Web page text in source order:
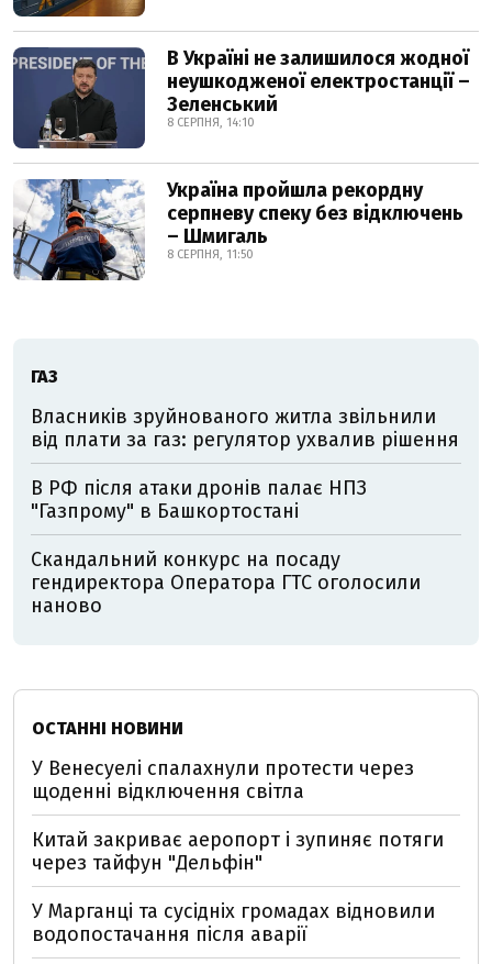
В Україні не залишилося жодної
неушкодженої електростанції –
Зеленський
8 СЕРПНЯ, 14:10
Україна пройшла рекордну
серпневу спеку без відключень
– Шмигаль
8 СЕРПНЯ, 11:50
ГАЗ
Власників зруйнованого житла звільнили
від плати за газ: регулятор ухвалив рішення
В РФ після атаки дронів палає НПЗ
"Газпрому" в Башкортостані
Скандальний конкурс на посаду
гендиректора Оператора ГТС оголосили
наново
ОСТАННІ НОВИНИ
У Венесуелі спалахнули протести через
щоденні відключення світла
Китай закриває аеропорт і зупиняє потяги
через тайфун "Дельфін"
У Марганці та сусідніх громадах відновили
водопостачання після аварії